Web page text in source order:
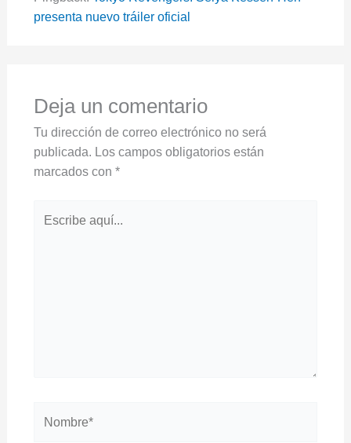
presenta nuevo tráiler oficial
Deja un comentario
Tu dirección de correo electrónico no será
publicada. Los campos obligatorios están
marcados con *
aquí...